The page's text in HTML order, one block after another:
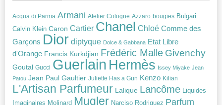
Acqua di Parma Armani Atelier Cologne Azzaro bougies Bulgari
Calvin Klein Caron Cartier Chanel Chloé Comme des
Garçons Dior diptyque Dolce & Gabbana Etat Libre
d'Orange Francis Kurkdjian Frédéric Malle Givenchy
Goutal Gucci Guerlain Hermès Issey Miyake Jean
Patou Jean Paul Gaultier Juliette Has a Gun Kenzo Kilian
L'Artisan Parfumeur Lalique Lancôme Liquides
Imaginaires Molinard Mugler Narciso Rodriguez Parfum